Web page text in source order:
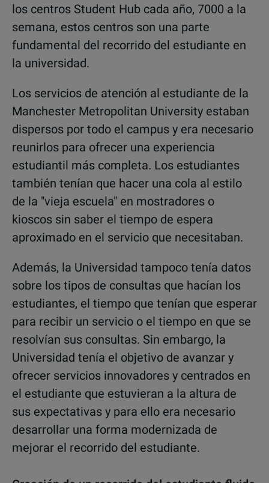
los centros Student Hub cada año, 7000 a la
semana, estos centros son una parte
fundamental del recorrido del estudiante en
la universidad.
Los servicios de atención al estudiante de la
Manchester Metropolitan University estaban
dispersos por todo el campus y era necesario
reunirlos para ofrecer una experiencia
estudiantil más completa. Los estudiantes
también tenían que hacer una cola al estilo
de la "vieja escuela" en mostradores o
kioscos sin saber el tiempo de espera
aproximado en el servicio que necesitaban.
Además, la Universidad tampoco tenía datos
sobre los tipos de consultas que hacían los
estudiantes, el tiempo que tenían que esperar
para recibir un servicio o el tiempo en que se
resolvían sus consultas. Sin embargo, la
Universidad tenía el objetivo de avanzar y
ofrecer servicios innovadores y centrados en
el estudiante que estuvieran a la altura de
sus expectativas y para ello era necesario
desarrollar una forma modernizada de
mejorar el recorrido del estudiante.